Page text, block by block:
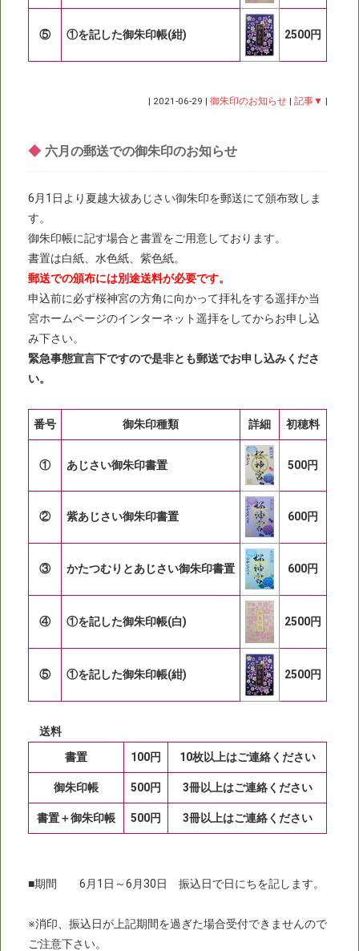
⑤ ①を記した御朱印帳(紺) 2500円
| 2021-06-29 |御朱印のお知らせ |記事▼ |
◆ 六月の郵送での御朱印のお知らせ
6月1日より夏越大祓あじさい御朱印を郵送にて頒布致しま
す。
御朱印帳に記す場合と書置をご用意しております。
書置は白紙、水色紙、紫色紙。
郵送での頒布には別途送料が必要です。
申込前に必ず桜神宮の方角に向かって拝礼をする遥拝か当
宮ホームページのインターネット遥拝をしてからお申し込
み下さい。
緊急事態宣言下ですので是非とも郵送でお申し込みくださ
い。
番号 御朱印種類 詳細 初穂料
① あじさい御朱印書置 500円
② 紫あじさい御朱印書置 600円
③ かたつむりとあじさい御朱印書置 600円
④ ①を記した御朱印帳(白) 2500円
⑤ ①を記した御朱印帳(紺) 2500円
送料
書置
100円 10枚以上はご連絡ください
御朱印帳 500円 3冊以上はご連絡ください
書置＋御朱印帳 500円 3冊以上はご連絡ください
■期間 6月1日～6月30日 振込日で日にちを記します。
※消印、振込日が上記期間を過ぎた場合受付できませんので
ご注意下さい。